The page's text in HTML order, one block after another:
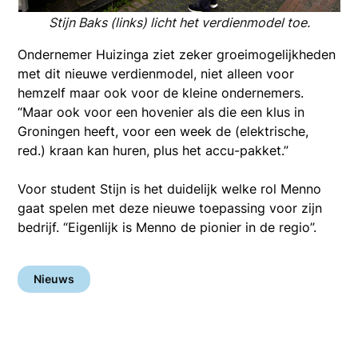
Stijn Baks (links) licht het verdienmodel toe.
Ondernemer Huizinga ziet zeker groeimogelijkheden
met dit nieuwe verdienmodel, niet alleen voor
hemzelf maar ook voor de kleine ondernemers.
“Maar ook voor een hovenier als die een klus in
Groningen heeft, voor een week de (elektrische,
red.) kraan kan huren, plus het accu-pakket.”
Voor student Stijn is het duidelijk welke rol Menno
gaat spelen met deze nieuwe toepassing voor zijn
bedrijf. “Eigenlijk is Menno de pionier in de regio”.
Nieuws